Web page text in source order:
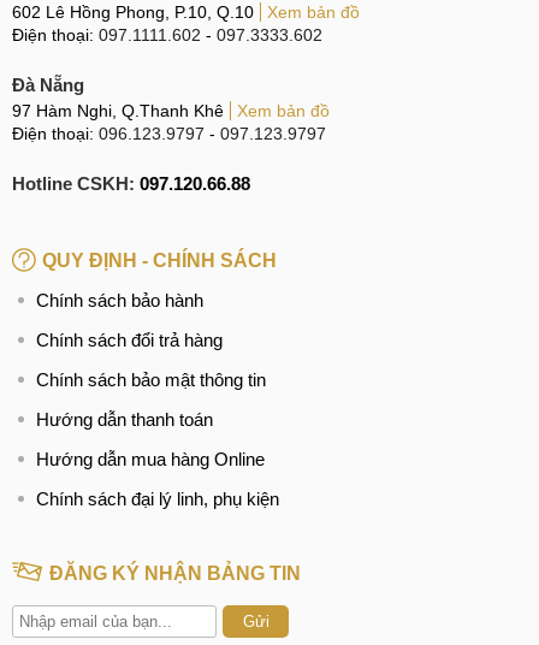
602 Lê Hồng Phong, P.10, Q.10
Xem bản đồ
Điện thoại: 097.1111.602 - 097.3333.602
Đà Nẵng
97 Hàm Nghi, Q.Thanh Khê
Xem bản đồ
Điện thoại: 096.123.9797 - 097.123.9797
Hotline CSKH: 097.120.66.88
QUY ĐỊNH - CHÍNH SÁCH
Chính sách bảo hành
Chính sách đổi trả hàng
Chính sách bảo mật thông tin
Hướng dẫn thanh toán
Hướng dẫn mua hàng Online
Chính sách đại lý linh, phụ kiện
ĐĂNG KÝ NHẬN BẢNG TIN
Gửi